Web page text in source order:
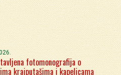
fotomonografija o
krajputašima i kapelicama